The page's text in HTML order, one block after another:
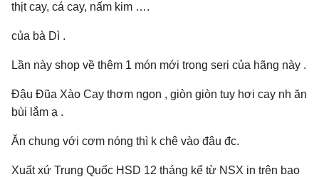
thịt cay, cá cay, nấm kim ….
của bà Dì .
Lần này shop về thêm 1 món mới trong seri của hãng này .
Đậu Đũa Xào Cay thơm ngon , giòn giòn tuy hơi cay nh ăn
bùi lắm ạ .
Ăn chung với cơm nóng thì k chê vào đâu đc.
Xuất xứ Trung Quốc HSD 12 tháng kể từ NSX in trên bao